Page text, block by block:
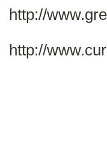
http://
http://